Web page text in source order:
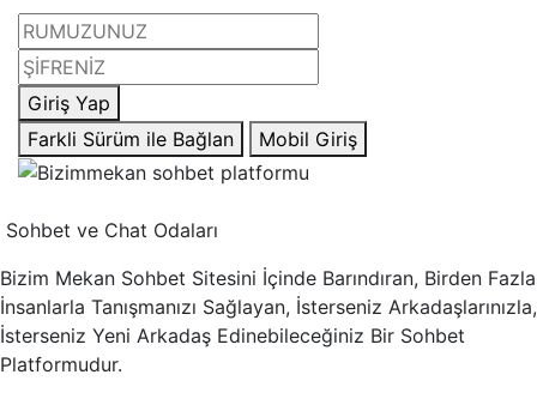
Giriş Yap
Farkli Sürüm ile Bağlan
Mobil Giriş
Sohbet ve Chat Odaları
Bizim Mekan Sohbet Sitesini İçinde Barındıran, Birden Fazla
İnsanlarla Tanışmanızı Sağlayan, İsterseniz Arkadaşlarınızla,
İsterseniz Yeni Arkadaş Edinebileceğiniz Bir Sohbet
Platformudur.